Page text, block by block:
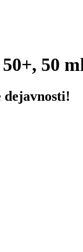
50
dejavnosti!